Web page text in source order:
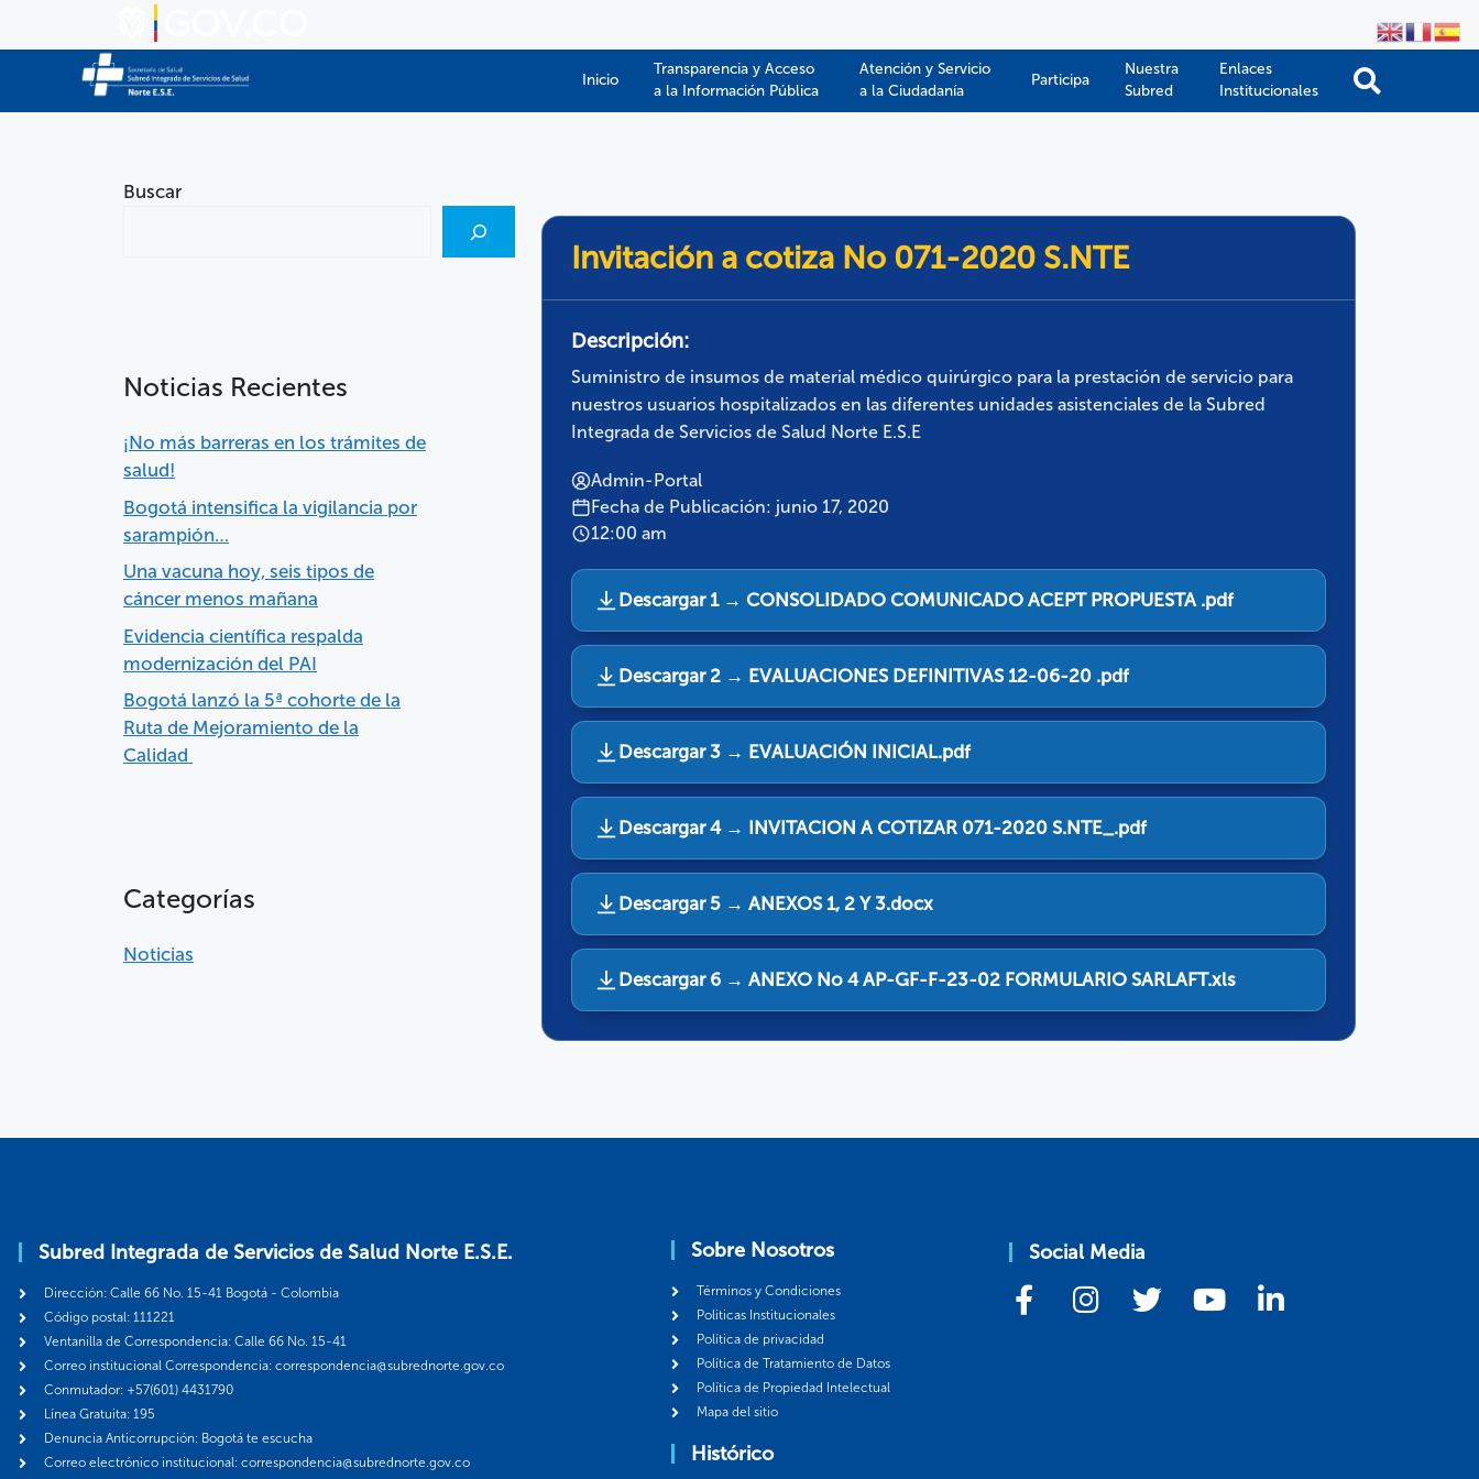
Inicio
Transparencia y Acceso
a la Información Pública​​
Atención y Servicio
a la Ciudadanía
Participa
Nuestra
Subred
Enlaces
Institucionales
Invitación a cotiza No 071-2020 S.NTE
Descripción:
Suministro de insumos de material médico quirúrgico para la prestación de servicio para
nuestros usuarios hospitalizados en las diferentes unidades asistenciales de la Subred
Integrada de Servicios de Salud Norte E.S.E
Admin-Portal
Fecha de Publicación: junio 17, 2020
12:00 am
Descargar 1 → CONSOLIDADO COMUNICADO ACEPT PROPUESTA .pdf
Descargar 2 → EVALUACIONES DEFINITIVAS 12-06-20 .pdf
Descargar 3 → EVALUACIÓN INICIAL.pdf
Descargar 4 → INVITACION A COTIZAR 071-2020 S.NTE_.pdf
Descargar 5 → ANEXOS 1, 2 Y 3.docx
Descargar 6 → ANEXO No 4 AP-GF-F-23-02 FORMULARIO SARLAFT.xls
Buscar
Noticias Recientes
¡No más barreras en los trámites de
salud!
Bogotá intensifica la vigilancia por
sarampión…
Una vacuna hoy, seis tipos de
cáncer menos mañana
Evidencia científica respalda
modernización del PAI
Bogotá lanzó la 5ª cohorte de la
Ruta de Mejoramiento de la
Calidad
Categorías
Noticias
Subred Integrada de Servicios de Salud Norte E.S.E.
Dirección: Calle 66 No. 15-41 Bogotá - Colombia
Código postal: 111221
Ventanilla de Correspondencia: Calle 66 No. 15-41
Correo institucional Correspondencia: correspondencia@subrednorte.gov.co
Conmutador: +57(601) 4431790
Línea Gratuita: 195
Denuncia Anticorrupción: Bogotá te escucha
Correo electrónico institucional: correspondencia@subrednorte.gov.co
Sobre Nosotros
Términos y Condiciones
Politicas Institucionales
Política de privacidad
Política de Tratamiento de Datos
Política de Propiedad Intelectual
Mapa del sitio
Histórico
Social Media